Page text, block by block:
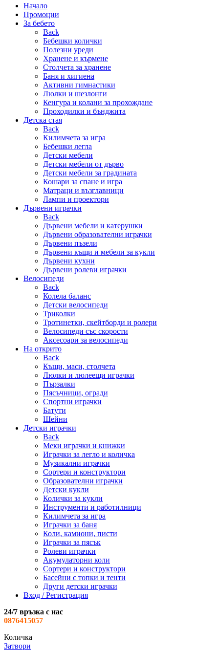
Начало
Промоции
За бебето
Back
Бебешки колички
Полезни уреди
Хранене и кърмене
Столчета за хранене
Баня и хигиена
Активни гимнастики
Люлки и шезлонги
Кенгура и колани за прохождане
Проходилки и бънджита
Детска стая
Back
Килимчета за игра
Бебешки легла
Детски мебели
Детски мебели от дърво
Детски мебели за градината
Кошари за спане и игра
Матраци и възглавници
Лампи и проектори
Дървени играчки
Back
Дървени мебели и катерушки
Дървени образователни играчки
Дървени пъзели
Дървени къщи и мебели за кукли
Дървени кухни
Дървени ролеви играчки
Велосипеди
Back
Колела баланс
Детски велосипеди
Триколки
Тротинетки, скейтборди и ролери
Велосипеди със скорости
Аксесоари за велосипеди
На открито
Back
Къщи, маси, столчета
Люлки и люлеещи играчки
Пързалки
Пясъчници, огради
Спортни играчки
Батути
Шейни
Детски играчки
Back
Меки играчки и книжки
Играчки за легло и количка
Музикални играчки
Сортери и конструктори
Образователни играчки
Детски кукли
Колички за кукли
Инструменти и работилници
Килимчета за игра
Играчки за баня
Коли, камиони, писти
Играчки за пясък
Ролеви играчки
Акумулаторни коли
Сортери и конструктори
Басейни с топки и тенти
Други детски играчки
Вход / Регистрация
24/7 връзка с нас
0876415057
Количка
Затвори